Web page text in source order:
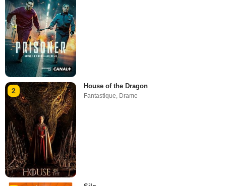
2
House of the Dragon
Fantastique, Drame